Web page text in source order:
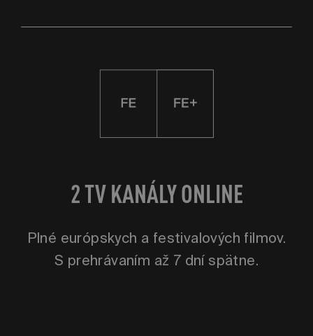
2 TV KANÁLY ONLINE
Plné európskych a festivalových filmov.
S prehrávaním až 7 dní spätne.